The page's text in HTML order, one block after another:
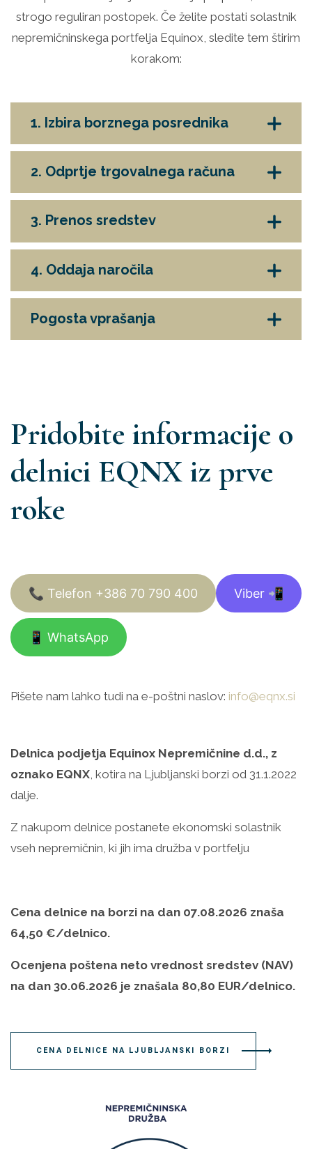
strogo reguliran postopek. Če želite postati solastnik
nepremičninskega portfelja Equinox, sledite tem štirim
korakom:
1. Izbira borznega posrednika
2. Odprtje trgovalnega računa
3. Prenos sredstev
4. Oddaja naročila
Pogosta vprašanja
Pridobite informacije o
delnici EQNX iz prve
roke
📞 Telefon +386 70 790 400 Viber 📲
📱 WhatsApp
Pišete nam lahko tudi na e-poštni naslov: info@eqnx.si
Delnica podjetja Equinox Nepremičnine d.d., z
oznako EQNX , kotira na Ljubljanski borzi od 31.1.2022
dalje.
Z nakupom delnice postanete ekonomski solastnik
vseh nepremičnin, ki jih ima družba v portfelju
Cena delnice na borzi na dan 07.08.2026 znaša
64,50 €/delnico.
Ocenjena poštena neto vrednost sredstev (NAV)
na dan 30.06.2026 je znašala 80,80 EUR/delnico.
CENA DELNICE NA LJUBLJANSKI BORZI